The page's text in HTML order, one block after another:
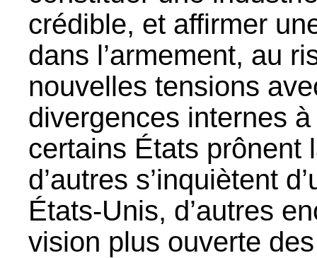
crédible, et affirmer
dans l’armement, au
nouvelles tensions
divergences internes
certains États prônent
d’autres s’inquiètent
États-Unis, d’autres
vision plus ouverte